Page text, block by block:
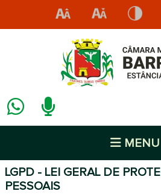
MENU
LGPD - LEI GERAL DE
PESSOAIS